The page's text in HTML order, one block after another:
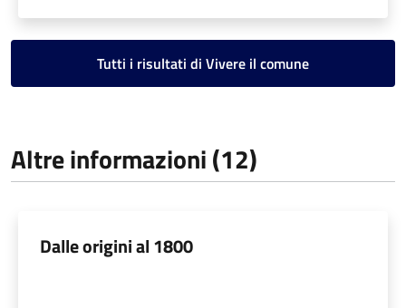
Tutti i risultati di Vivere il comune
Altre informazioni (12)
Dalle origini al 1800